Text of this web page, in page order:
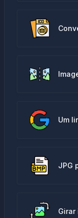
Um
JPG
Girar